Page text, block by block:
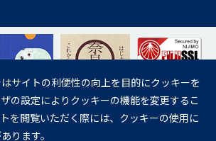
歳になってから。
乳期の飲酒は、胎児・乳児の発育に悪影響を与えるおそれが
サイトの利便性の向上を目的にクッキーを
の設定によりクッキーの機能を変更するこ
を閲覧いただく際には、クッキーの使用に
ります。